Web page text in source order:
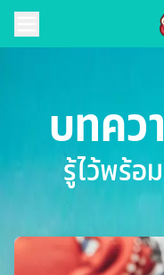
บทคว
รู้ไว้พร้อ